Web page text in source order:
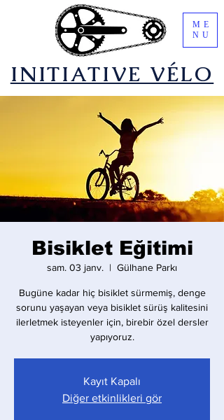
​INITIATIVE VÉLO
ME
NU
Bisiklet Eğitimi
sam. 03 janv.
  |
Gülhane Parkı
Bugüne kadar hiç bisiklet sürmemiş, denge
sorunu yaşayan veya bisiklet sürüş kalitesini
ilerletmek isteyenler için, birebir özel dersler
yapıyoruz.
Kayıt Kapalı
Diğer etkinlikleri gör